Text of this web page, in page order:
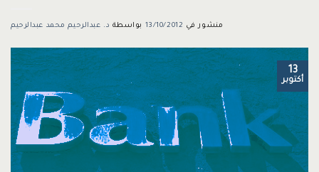
منشور في 13/10/2012 بواسطة د. عبدالرحيم محمد عبدالرحيم
13
أكتوبر